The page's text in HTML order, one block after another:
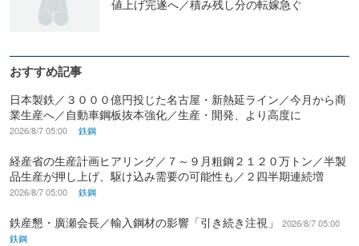
値上げ完遂へ／積み残し分の転嫁急ぐ
おすすめ記事
日本製鉄／３０００億円投じた名古屋・新熱延ライン／今月から商
業生産へ／自動車鋼板抜本強化／生産・開発、より高度に
2026/8/7 05:00 鉄鋼
経産省の生産計画ヒアリング／７～９月粗鋼２１２０万トン／半製
品生産が押し上げ、駆け込み需要の可能性も／２四半期連続増
2026/8/7 05:00 鉄鋼
鉄産懇・廣瀬会長／輸入鋼材の影響「引き続き注視」
2026/8/7 05:00
鉄鋼